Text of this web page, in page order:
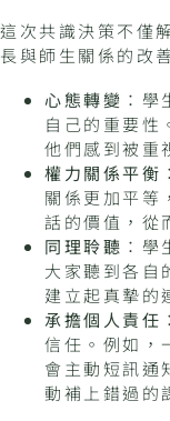
這次共識決策不僅
長與師生關係的改
心態轉變 ：
自己的重要性
他們感到被重
權力關係平衡
關係更加平等
話的價值，從
同理聆聽 ：
大家聽到各自
建立起真摯的
承擔個人責任
信任。例如，
會主動短訊通
動補上錯過的